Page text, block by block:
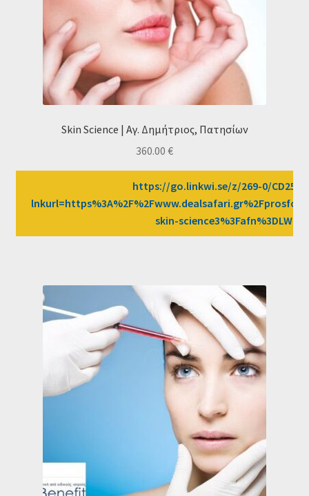
Skin Science | Αγ. Δημήτριος, Πατησίων
360.00 €
https://go.linkwi.se/z/269-0/
skin-science3%3Fafn%3DLW